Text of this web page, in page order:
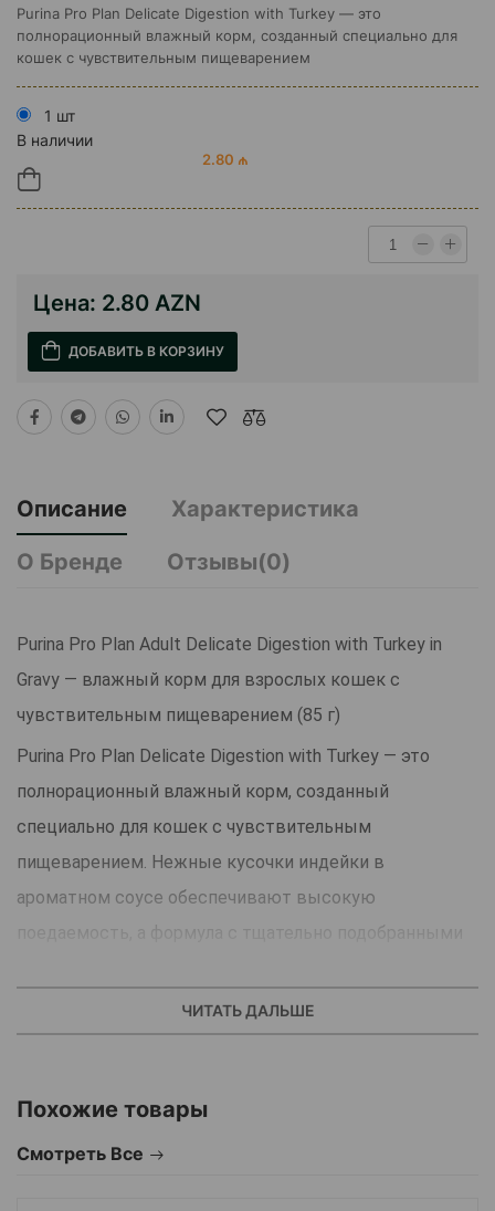
Purina Pro Plan Delicate Digestion with Turkey — это
полнорационный влажный корм, созданный специально для
кошек с чувствительным пищеварением
1 шт
В наличии
2.80 ₼
Цена: 2.80 AZN
ДОБАВИТЬ В КОРЗИНУ
Описание
Характеристика
О Бренде
Отзывы(0)
Purina Pro Plan Adult Delicate Digestion with Turkey in
Gravy — влажный корм для взрослых кошек с
чувствительным пищеварением (85 г)
Purina Pro Plan Delicate Digestion with Turkey — это
полнорационный влажный корм, созданный
специально для кошек с чувствительным
пищеварением. Нежные кусочки индейки в
ароматном соусе обеспечивают высокую
поедаемость, а формула с тщательно подобранными
и общее самочувствие питомца.
Преимущества:
легкоусвояемый источник животного белка снижает
риск пищевых реакций.
ЧИТАТЬ ДАЛЬШЕ
Похожие товары
Смотреть Все